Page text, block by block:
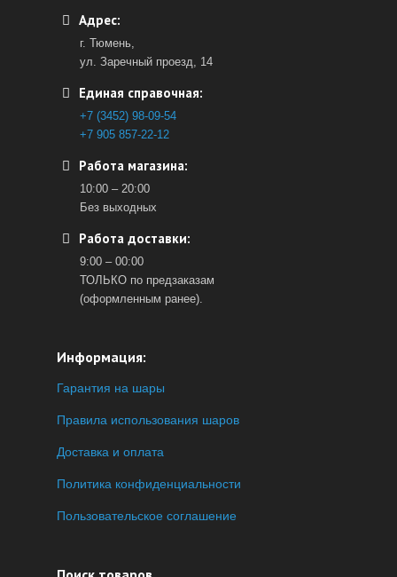
Адрес:
г. Тюмень,
ул. Заречный проезд, 14
Единая справочная:
+7 (3452) 98-09-54
+7 905 857-22-12
Работа магазина:
10:00 – 20:00
Без выходных
Работа доставки:
9:00 – 00:00
ТОЛЬКО по предзаказам
(оформленным ранее).
Информация:
Гарантия на шары
Правила использования шаров
Доставка и оплата
Политика конфиденциальности
Пользовательское соглашение